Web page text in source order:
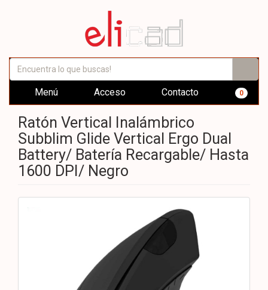
Menú Acceso Contacto 0
Ratón Vertical Inalámbrico
Subblim Glide Vertical Ergo Dual
Battery/ Batería Recargable/ Hasta
1600 DPI/ Negro